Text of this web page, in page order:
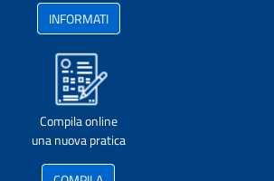
INFORMATI
Compila online
una nuova pratica